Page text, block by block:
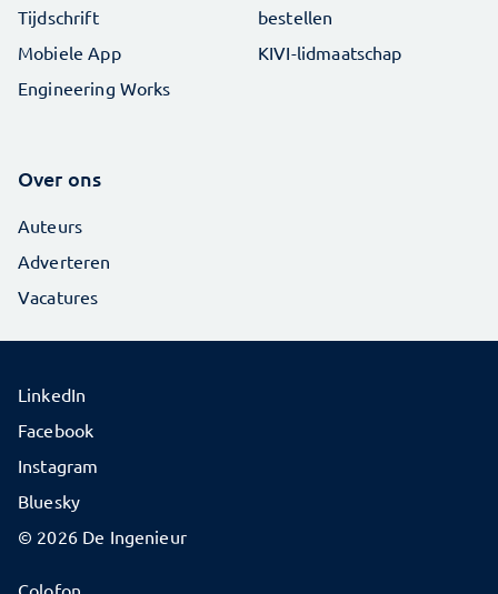
Tijdschrift
Mobiele App
Engineering Works
bestellen
KIVI-lidmaatschap
Over ons
Auteurs
Adverteren
Vacatures
© 2026 De Ingenieur
Colofon
LinkedIn
Facebook
Instagram
Bluesky